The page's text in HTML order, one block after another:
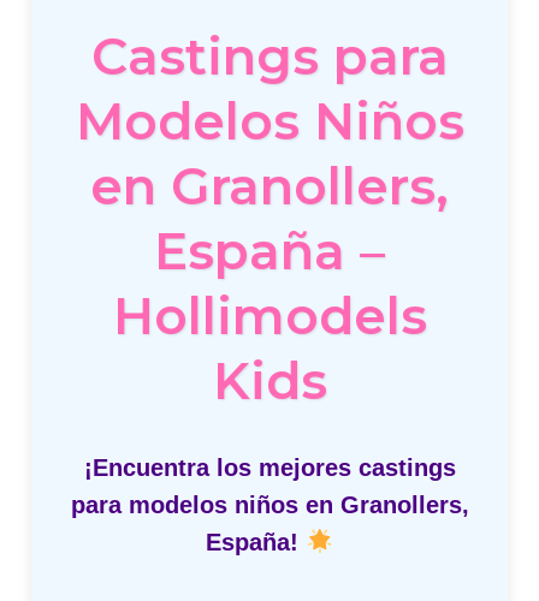
Castings para
Modelos Niños
en Granollers,
España –
Hollimodels
Kids
¡Encuentra los mejores castings
para modelos niños en Granollers,
España!